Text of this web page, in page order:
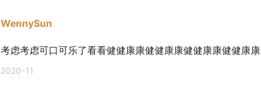
WennySun
考虑考虑可口可乐了看看健健康康健健康康健健康康健健康康
2020-11